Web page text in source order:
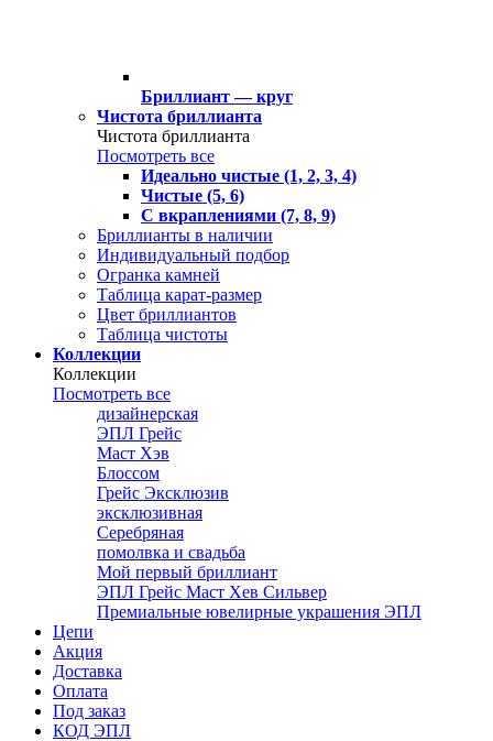
Бриллиант — круг
Чистота бриллианта
Чистота бриллианта
Посмотреть все
Идеально чистые (1, 2, 3, 4)
Чистые (5, 6)
С вкраплениями (7, 8, 9)
Бриллианты в наличии
Индивидуальный подбор
Огранка камней
Таблица карат-размер
Цвет бриллиантов
Таблица чистоты
Коллекции
Коллекции
Посмотреть все
дизайнерская
ЭПЛ Грейс
Маст Хэв
Блоссом
Грейс Эксклюзив
эксклюзивная
Серебряная
помолвка и свадьба
Мой первый бриллиант
ЭПЛ Грейс Маст Хев Сильвер
Премиальные ювелирные украшения ЭПЛ
Цепи
Акция
Доставка
Оплата
Под заказ
КОД ЭПЛ